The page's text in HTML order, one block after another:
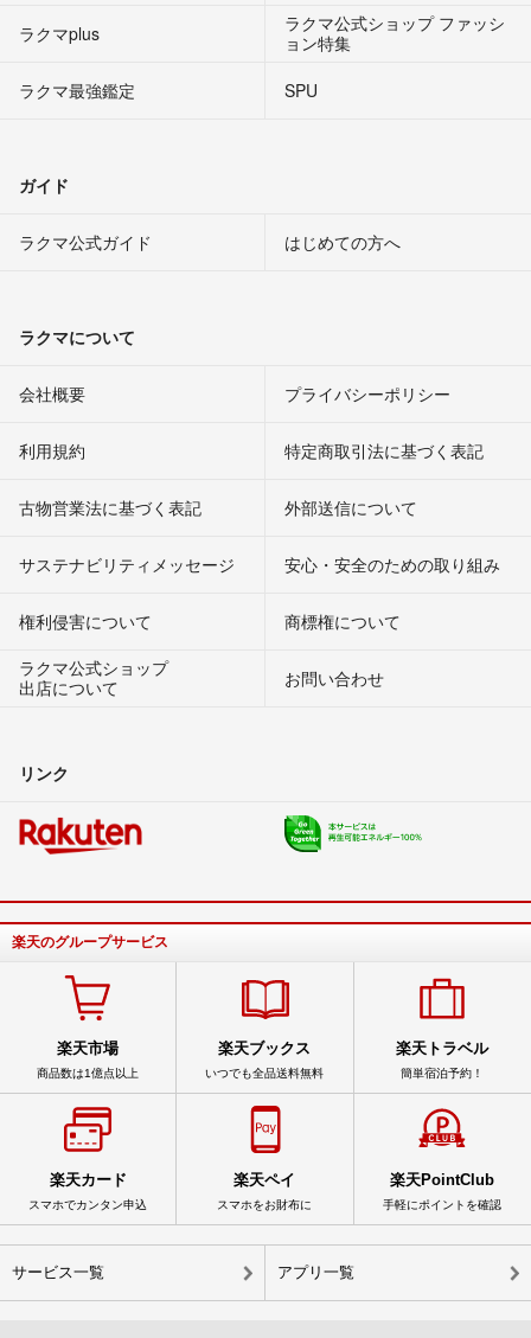
ラクマplus
ラクマ公式ショップ ファッシ
ョン特集
ラクマ最強鑑定
SPU
ガイド
ラクマ公式ガイド はじめての方へ
ラクマについて
会社概要 プライバシーポリシー
利用規約 特定商取引法に基づく表記
古物営業法に基づく表記 外部送信について
サステナビリティメッセージ 安心・安全のための取り組み
権利侵害について
商標権について
ラクマ公式ショップ
出店について
お問い合わせ
リンク
楽天のグループサービス
楽天市場
商品数は1億点以上
楽天ブックス
いつでも全品送料無料
楽天トラベル
簡単宿泊予約！
楽天カード
スマホでカンタン申込
楽天ペイ
スマホをお財布に
楽天PointClub
手軽にポイントを確認
サービス一覧 アプリ一覧